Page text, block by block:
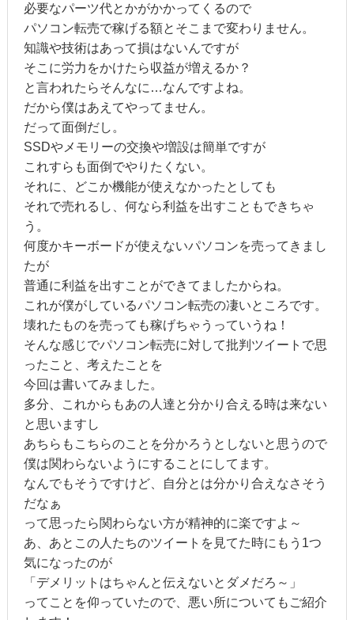
必要なパーツ代とかがかかってくるので
パソコン転売で稼げる額とそこまで変わりません。
知識や技術はあって損はないんですが
そこに労力をかけたら収益が増えるか？
と言われたらそんなに…なんですよね。
だから僕はあえてやってません。
だって面倒だし。
SSDやメモリーの交換や増設は簡単ですが
これすらも面倒でやりたくない。
それに、どこか機能が使えなかったとしても
それで売れるし、何なら利益を出すこともできちゃ
う。
何度かキーボードが使えないパソコンを売ってきまし
たが
普通に利益を出すことができてましたからね。
これが僕がしているパソコン転売の凄いところです。
壊れたものを売っても稼げちゃうっていうね！
そんな感じでパソコン転売に対して批判ツイートで思
ったこと、考えたことを
今回は書いてみました。
多分、これからもあの人達と分かり合える時は来ない
と思いますし
あちらもこちらのことを分かろうとしないと思うので
僕は関わらないようにすることにしてます。
なんでもそうですけど、自分とは分かり合えなさそう
だなぁ
って思ったら関わらない方が精神的に楽ですよ～
あ、あとこの人たちのツイートを見てた時にもう1つ
気になったのが
「デメリットはちゃんと伝えないとダメだろ～」
ってことを仰っていたので、悪い所についてもご紹介